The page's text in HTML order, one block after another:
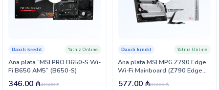
Ana plata “MSI PRO B650-S Wi-
Fi B650 AM5” (B650-S)
Daxili kredit Yalnız Online
415.00₼
346.00 ₼
Ana plata MSI MPG Z790 Edge
Wi-Fi Mainboard (Z790 Edge
wi)
Daxili kredit Yalnız Online
692.00₼
577.00 ₼